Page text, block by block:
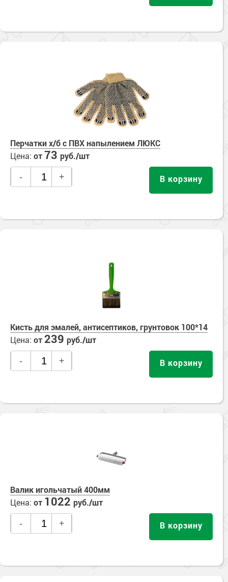
Перчатки х/б с ПВХ напылением ЛЮКС
Цена: от73 руб./шт
- + В корзину
Кисть для эмалей, антисептиков, грунтовок 100*14
Цена: от239 руб./шт
- + В корзину
Валик игольчатый 400мм
Цена: от 1022 руб./шт
- + В корзину